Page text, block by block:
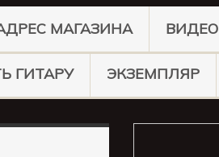
МАГАЗИНА ВИДЕО
ГИТАРУ ЭКЗЕМПЛЯР